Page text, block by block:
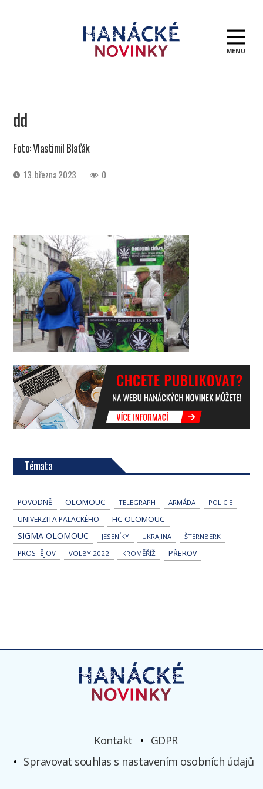
MENU
dd
Foto: Vlastimil Blaťák
Datum13. března 2023 0
Témata
POVODNĚ OLOMOUC TELEGRAPH ARMÁDA POLICIE
UNIVERZITA PALACKÉHO HC OLOMOUC
SIGMA OLOMOUC JESENÍKY UKRAJINA ŠTERNBERK
PROSTĚJOV VOLBY 2022 KROMĚŘÍŽ PŘEROV
Kontakt
GDPR
Spravovat souhlas s nastavením osobních údajů